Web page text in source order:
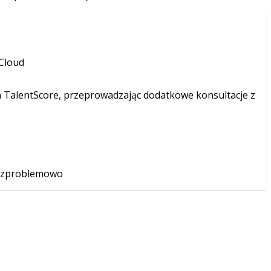
TalentScore, przeprowadzając dodatkowe konsultacje z